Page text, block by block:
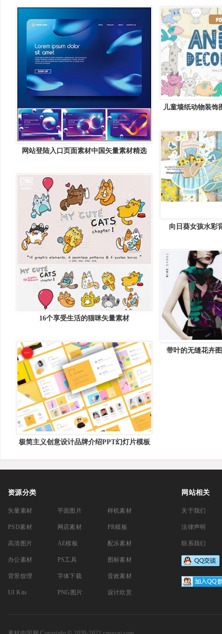
网站登陆入口页面素材中国矢量素材精选
儿童墙纸动物装饰
向日葵女孩水彩
16个享受生活的猫咪矢量素材
带叶的无缝花卉
极简主义创意设计品牌介绍PPT幻灯片模板
资源分类
矢量素材
PSD素材
高清图片
办公素材
背景纹理
UI Kits
平面图片
网店素材
AE模板
PS工具
字体下载
PNG图片
样机素材
PR模板
配乐素材
图标素材
音效素材
设计欣赏
网站相关
关于我们
法律声明
联系我们